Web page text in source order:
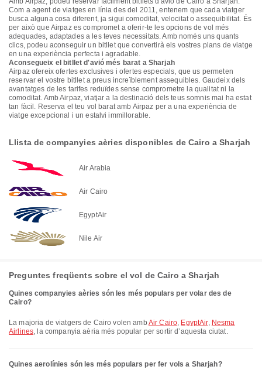
Com a agent de viatges en línia des del 2011, entenem que cada viatger
busca alguna cosa diferent, ja sigui comoditat, velocitat o assequibilitat. És
per això que Airpaz es compromet a oferir-te les opcions de vol més
adequades, adaptades a les teves necessitats. Amb només uns quants
clics, podeu aconseguir un bitllet que convertirà els vostres plans de viatge
en una experiència perfecta i agradable.
Aconsegueix el bitllet d'avió més barat a Sharjah
Airpaz ofereix ofertes exclusives i ofertes especials, que us permeten
reservar el vostre bitllet a preus increïblement assequibles. Gaudeix dels
avantatges de les tarifes reduïdes sense comprometre la qualitat ni la
comoditat. Amb Airpaz, viatjar a la destinació dels teus somnis mai ha estat
tan fàcil. Reserva el teu vol barat amb Airpaz per a una experiència de
viatge excepcional i un estalvi immillorable.
Llista de companyies aèries disponibles de Cairo a Sharjah
Air Arabia
Air Cairo
EgyptAir
Nile Air
Preguntes freqüents sobre el vol de Cairo a Sharjah
Quines companyies aèries són les més populars per volar des de
Cairo?
La majoria de viatgers de Cairo volen ambAir Cairo, EgyptAir, Nesma
Airlines, la companyia aèria més popular per sortir d’aquesta ciutat.
Quines aerolínies són les més populars per fer vols a Sharjah?